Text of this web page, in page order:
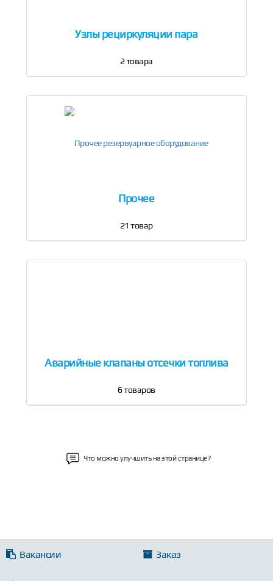
Узлы рециркуляции пара
2товара
Прочее
21 товар
Аварийные клапаны отсечки топлива
6товаров
Что можно улучшить на этой странице?
Вакансии Заказ